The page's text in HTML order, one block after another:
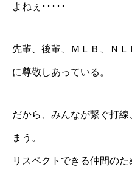
よねぇ･････
先輩、後輩、ＭＬＢ、Ｎ
に尊敬しあっている。
だから、みんなが繋ぐ打
まう。
リスペクトできる仲間の